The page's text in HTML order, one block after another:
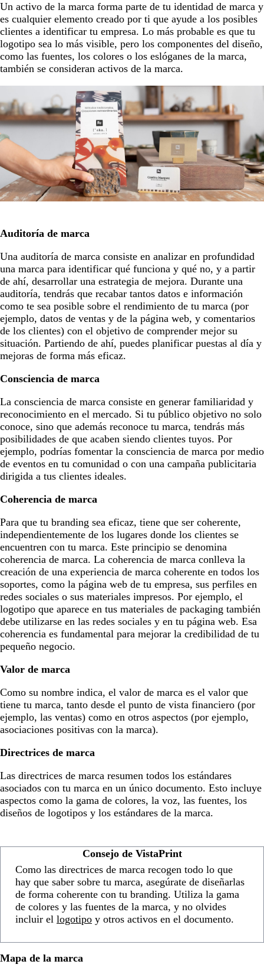
Un activo de la marca forma parte de tu identidad de marca y
es cualquier elemento creado por ti que ayude a los posibles
clientes a identificar tu empresa. Lo más probable es que tu
logotipo sea lo más visible, pero los componentes del diseño,
como las fuentes, los colores o los eslóganes de la marca,
también se consideran activos de la marca.
Auditoría de marca
Una auditoría de marca consiste en analizar en profundidad
una marca para identificar qué funciona y qué no, y a partir
de ahí, desarrollar una estrategia de mejora. Durante una
auditoría, tendrás que recabar tantos datos e información
como te sea posible sobre el rendimiento de tu marca (por
ejemplo, datos de ventas y de la página web, y comentarios
de los clientes) con el objetivo de comprender mejor su
situación. Partiendo de ahí, puedes planificar puestas al día y
mejoras de forma más eficaz.
Consciencia de marca
La consciencia de marca consiste en generar familiaridad y
reconocimiento en el mercado. Si tu público objetivo no solo
conoce, sino que además reconoce tu marca, tendrás más
posibilidades de que acaben siendo clientes tuyos. Por
ejemplo, podrías fomentar la consciencia de marca por medio
de eventos en tu comunidad o con una campaña publicitaria
dirigida a tus clientes ideales.
Coherencia de marca
Para que tu branding sea eficaz, tiene que ser coherente,
independientemente de los lugares donde los clientes se
encuentren con tu marca. Este principio se denomina
coherencia de marca. La coherencia de marca conlleva la
creación de una experiencia de marca coherente en todos los
soportes, como la página web de tu empresa, sus perfiles en
redes sociales o sus materiales impresos. Por ejemplo, el
logotipo que aparece en tus materiales de packaging también
debe utilizarse en las redes sociales y en tu página web. Esa
coherencia es fundamental para mejorar la credibilidad de tu
pequeño negocio.
Valor de marca
Como su nombre indica, el valor de marca es el valor que
tiene tu marca, tanto desde el punto de vista financiero (por
ejemplo, las ventas) como en otros aspectos (por ejemplo,
asociaciones positivas con la marca).
Directrices de marca
Las directrices de marca resumen todos los estándares
asociados con tu marca en un único documento. Esto incluye
aspectos como la gama de colores, la voz, las fuentes, los
diseños de logotipos y los estándares de la marca.
Consejo de VistaPrint
Como las directrices de marca recogen todo lo que
hay que saber sobre tu marca, asegúrate de diseñarlas
de forma coherente con tu branding. Utiliza la gama
de colores y las fuentes de la marca, y no olvides
incluir el logotipo y otros activos en el documento.
Mapa de la marca